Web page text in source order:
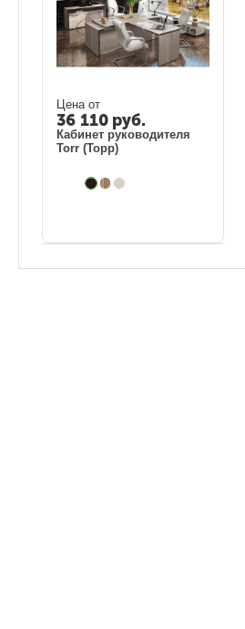
Цена от
36 110 руб.
Кабинет руководителя
Torr (Торр)